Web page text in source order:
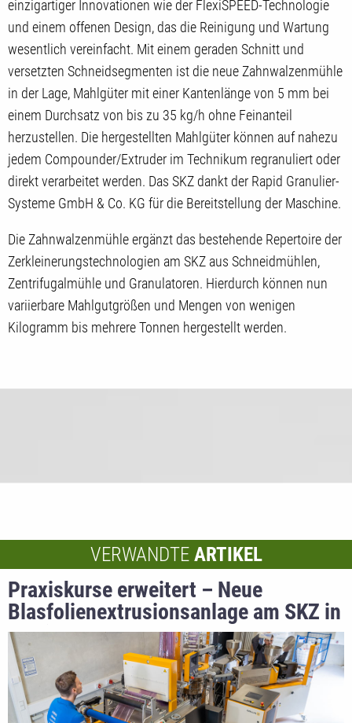
einzigartiger Innovationen wie der FlexiSPEED-Technologie
und einem offenen Design, das die Reinigung und Wartung
wesentlich vereinfacht. Mit einem geraden Schnitt und
versetzten Schneidsegmenten ist die neue Zahnwalzenmühle
in der Lage, Mahlgüter mit einer Kantenlänge von 5 mm bei
einem Durchsatz von bis zu 35 kg/h ohne Feinanteil
herzustellen. Die hergestellten Mahlgüter können auf nahezu
jedem Compounder/Extruder im Technikum regranuliert oder
direkt verarbeitet werden. Das SKZ dankt der Rapid Granulier-
Systeme GmbH & Co. KG für die Bereitstellung der Maschine.
Die Zahnwalzenmühle ergänzt das bestehende Repertoire der
Zerkleinerungstechnologien am SKZ aus Schneidmühlen,
Zentrifugalmühle und Granulatoren. Hierdurch können nun
variierbare Mahlgutgrößen und Mengen von wenigen
Kilogramm bis mehrere Tonnen hergestellt werden.
VERWANDTE ARTIKEL
Praxiskurse erweitert – Neue
Blasfolienextrusionsanlage am SKZ in
Betrieb